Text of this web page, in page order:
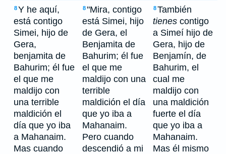
8Y he aquí,
está contigo
Simei, hijo de
Gera,
benjamita de
Bahurim; él fue
el que me
maldijo con
una terrible
maldición el
día que yo iba
a Mahanaim.
Mas cuando
8"Mira, contigo
está Simei, hijo
de Gera, el
Benjamita de
Bahurim; él fue
el que me
maldijo con una
terrible
maldición el día
que yo iba a
Mahanaim.
Pero cuando
descendió a mi
8También
tienes contigo
a Simeí hijo de
Gera, hijo de
Benjamín, de
Bahurim, el
cual me
maldijo con
una maldición
fuerte el día
que yo iba a
Mahanaim.
Mas él mismo